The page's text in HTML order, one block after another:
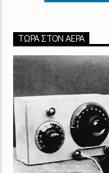
ΤΏΡΑ ΣΤΟΝ ΑΈΡΑ